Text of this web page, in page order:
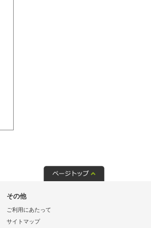
その他
ご利用にあたって
サイトマップ